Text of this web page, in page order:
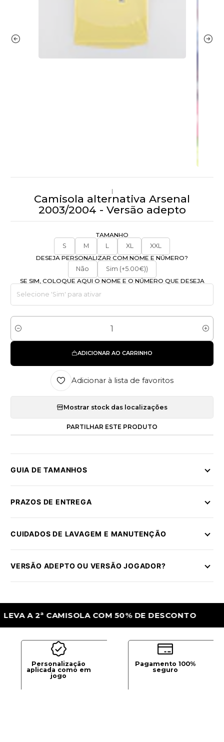
|
Camisola alternativa Arsenal
2003/2004 - Versão adepto
TAMANHO
S
M L XL
XXL
DESEJA PERSONALIZAR COM NOME E NÚMERO?
Não
Sim (+5.00€))
SE SIM, COLOQUE AQUI O NOME E O NÚMERO QUE DESEJA
Quantidade
ADICIONAR AO CARRINHO
Adicionar à lista de favoritos
Mostrar stock das localizações
PARTILHAR ESTE PRODUTO
GUIA DE TAMANHOS
PRAZOS DE ENTREGA
CUIDADOS DE LAVAGEM E MANUTENÇÃO
VERSÃO ADEPTO OU VERSÃO JOGADOR?
2ª CAMISOLA COM 50% DE DESCONTO
Personalização
aplicada como em
jogo
Pagamento 100%
seguro